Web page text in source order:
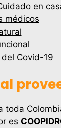
en
médicos
Covid-19
toda
es